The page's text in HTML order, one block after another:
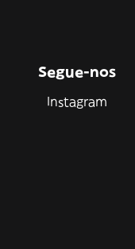
Segue-nos
Instagram